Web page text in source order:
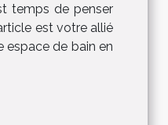
temps de penser
est votre allié
espace de bain en